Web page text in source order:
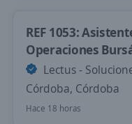
REF 1053:
Operaciones
Lectus -
Córdoba, Córdoba
Hace 18 horas